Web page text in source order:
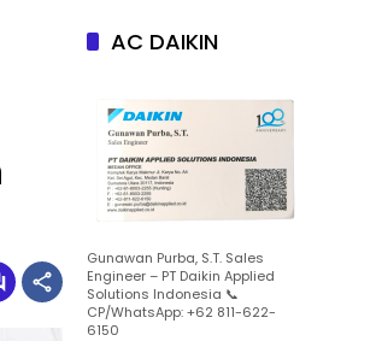
AC DAIKIN
Gunawan Purba, S.T. Sales
Engineer – PT Daikin Applied
Solutions Indonesia 📞
CP/WhatsApp: +62 811-622-
6150